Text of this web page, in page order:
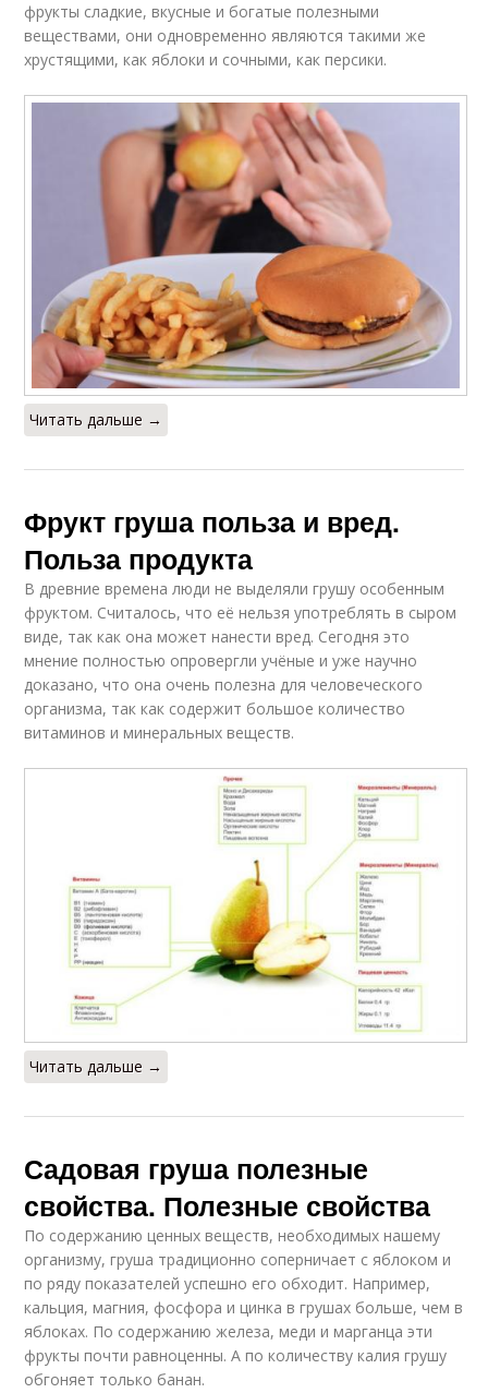
фрукты сладкие, вкусные и богатые полезными
веществами, они одновременно являются такими же
хрустящими, как яблоки и сочными, как персики.
Читать дальше →
Фрукт груша польза и вред.
Польза продукта
В древние времена люди не выделяли грушу особенным
фруктом. Считалось, что её нельзя употреблять в сыром
виде, так как она может нанести вред. Сегодня это
мнение полностью опровергли учёные и уже научно
доказано, что она очень полезна для человеческого
организма, так как содержит большое количество
витаминов и минеральных веществ.
Читать дальше →
Садовая груша полезные
свойства. Полезные свойства
По содержанию ценных веществ, необходимых нашему
организму, груша традиционно соперничает с яблоком и
по ряду показателей успешно его обходит. Например,
кальция, магния, фосфора и цинка в грушах больше, чем в
яблоках. По содержанию железа, меди и марганца эти
фрукты почти равноценны. А по количеству калия грушу
обгоняет только банан.